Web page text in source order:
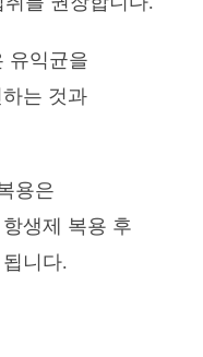
유익균을
는 것과
용은
생제 복용 후
니다.